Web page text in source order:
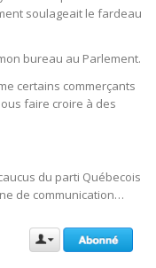
soulageait le fardeau
bureau au Parlement.
certains commerçants
faire croire à des
du parti Québecois
de communication…